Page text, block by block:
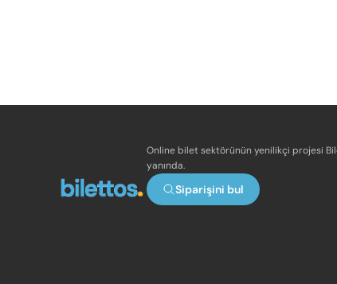
Online bilet sektörünün yenilikçi projesi
yanında.
Siparişini bul